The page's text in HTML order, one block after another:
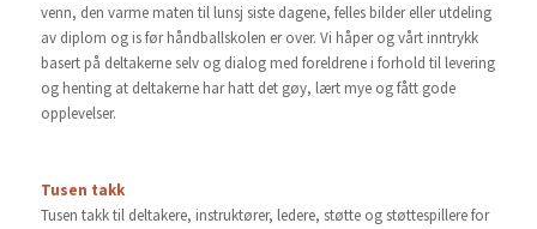
venn, den varme maten til lunsj siste dagene, felles bilder eller utdeling
av diplom og is før håndballskolen er over. Vi håper og vårt inntrykk
basert på deltakerne selv og dialog med foreldrene i forhold til levering
og henting at deltakerne har hatt det gøy, lært mye og fått gode
opplevelser.
Tusen takk
Tusen takk til deltakere, instruktører, ledere, støtte og støttespillere for